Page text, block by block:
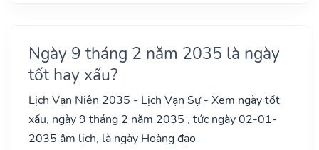
Ngày 9 tháng 2 năm 2035 là ngày
tốt hay xấu?
Lịch Vạn Niên 2035 - Lịch Vạn Sự - Xem ngày tốt
xấu, ngày 9 tháng 2 năm 2035 , tức ngày 02-01-
2035 âm lịch, là ngày Hoàng đạo